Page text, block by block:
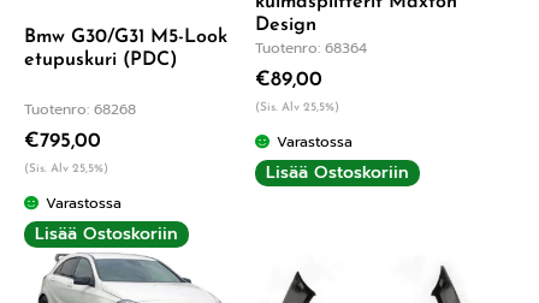
Bmw G30/G31 M5-Look
etupuskuri (PDC)
Tuotenro: 68268
€795,00
(Sis. Alv 25,5%)
Varastossa
Lisää Ostoskoriin
Design
Tuotenro: 68364
€89,00
(Sis. Alv 25,5%)
Varastossa
Lisää Ostoskoriin